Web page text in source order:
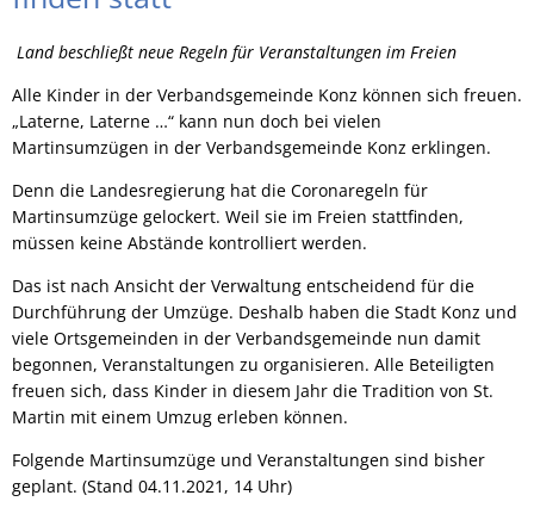
Land beschließt neue Regeln für Veranstaltungen im Freien
Alle Kinder in der Verbandsgemeinde Konz können sich freuen.
„Laterne, Laterne …“ kann nun doch bei vielen
Martinsumzügen in der Verbandsgemeinde Konz erklingen.
Denn die Landesregierung hat die Coronaregeln für
Martinsumzüge gelockert. Weil sie im Freien stattfinden,
müssen keine Abstände kontrolliert werden.
Das ist nach Ansicht der Verwaltung entscheidend für die
Durchführung der Umzüge. Deshalb haben die Stadt Konz und
viele Ortsgemeinden in der Verbandsgemeinde nun damit
begonnen, Veranstaltungen zu organisieren. Alle Beteiligten
freuen sich, dass Kinder in diesem Jahr die Tradition von St.
Martin mit einem Umzug erleben können.
Folgende Martinsumzüge und Veranstaltungen sind bisher
geplant. (Stand 04.11.2021, 14 Uhr)